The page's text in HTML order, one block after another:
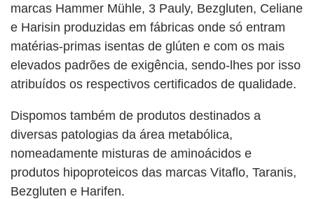
marcas Hammer Mühle, 3 Pauly, Bezgluten, Celiane
e Harisin produzidas em fábricas onde só entram
matérias-primas isentas de glúten e com os mais
elevados padrões de exigência, sendo-lhes por isso
atribuídos os respectivos certificados de qualidade.
Dispomos também de produtos destinados a
diversas patologias da área metabólica,
nomeadamente misturas de aminoácidos e
produtos hipoproteicos das marcas Vitaflo, Taranis,
Bezgluten e Harifen.